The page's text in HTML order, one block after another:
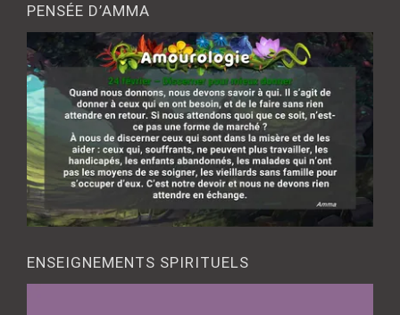
PENSÉE D’AMMA
ENSEIGNEMENTS SPIRITUELS